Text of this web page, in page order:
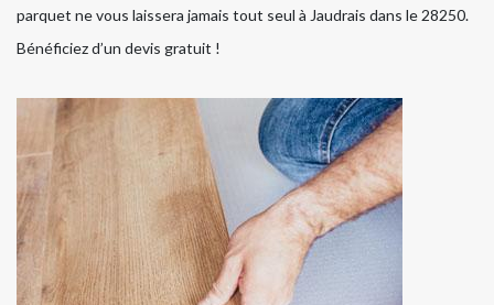
parquet ne vous laissera jamais tout seul à Jaudrais dans le 28250.
Bénéficiez d’un devis gratuit !